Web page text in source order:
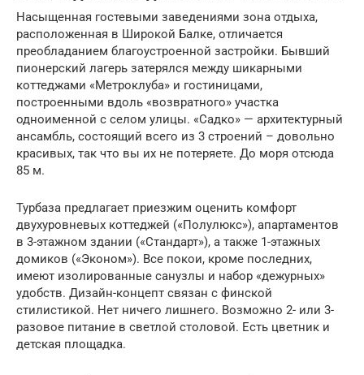
Насыщенная гостевыми заведениями зона отдыха,
расположенная в Широкой Балке, отличается
преобладанием благоустроенной застройки. Бывший
пионерский лагерь затерялся между шикарными
коттеджами «Метроклуба» и гостиницами,
построенными вдоль «возвратного» участка
одноименной с селом улицы. «Садко» — архитектурный
ансамбль, состоящий всего из 3 строений – довольно
красивых, так что вы их не потеряете. До моря отсюда
85 м.
Турбаза предлагает приезжим оценить комфорт
двухуровневых коттеджей («Полулюкс»), апартаментов
в 3-этажном здании («Стандарт»), а также 1-этажных
домиков («Эконом»). Все покои, кроме последних,
имеют изолированные санузлы и набор «дежурных»
удобств. Дизайн-концепт связан с финской
стилистикой. Нет ничего лишнего. Возможно 2- или 3-
разовое питание в светлой столовой. Есть цветник и
детская площадка.